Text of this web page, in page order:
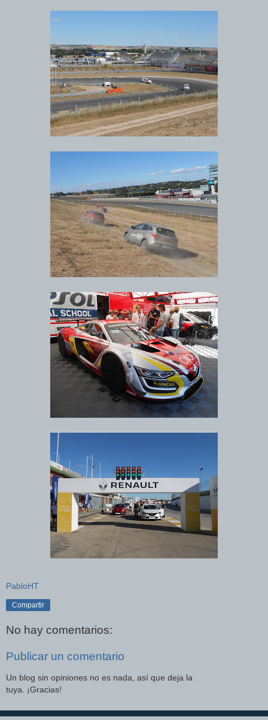
PabloHT
Compartir
No hay comentarios:
Publicar un comentario
Un blog sin opiniones no es nada, así que deja la
tuya. ¡Gracias!